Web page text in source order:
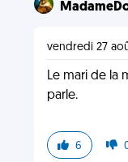
vendredi 27
Le mari de la
parle.
6